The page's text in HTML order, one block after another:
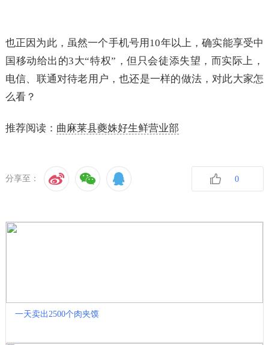
也正因为此，虽然一个手机号用10年以上，确实能享受中
国移动给出的3大“特权”，但只会徒添失望，而实际上，
电信、联通对待老用户，也还是一样的做法，对此大家怎
么看？
推荐阅读： 曲麻莱县夔姝好生鲜营业部
分享至： 0
一天卖出2500个肉夹馍